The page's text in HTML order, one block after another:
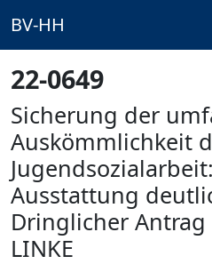
BV-HH
22-0649
Sicherung der
Auskömmlichkeit
Ausstattung
Dringlicher Antrag
LINKE